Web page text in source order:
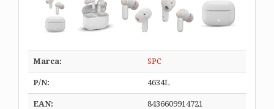
Marca: SPC
P/N: 4634L
EAN: 8436609914721